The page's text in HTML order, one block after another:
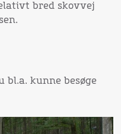
bred skovvej
bl.a. kunne besøge